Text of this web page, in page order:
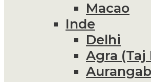
Macao
Inde
Delhi
Agra (Taj